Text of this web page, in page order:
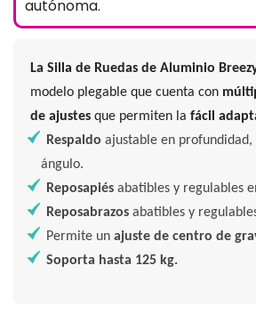
autónoma.
La Silla de Ruedas de Aluminio
modelo plegable que cuenta con
de ajustes que permiten la fácil
Respaldo ajustable en
ángulo.
Reposapiés abatibles y regulables
Reposabrazos abatibles y
Permite unajuste de centro de
Soporta hasta 125 kg.